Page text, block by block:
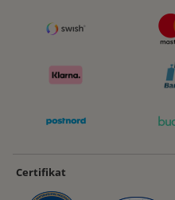
Certifikat